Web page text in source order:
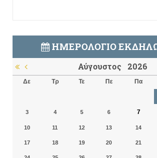
ΗΜΕΡΟΛΌΓΙΟ
Αύγουστος 2026
Δε Τρ Τε Πε Πα
3 4 5 6 7
10 11 12 13 14
17 18 19 20 21